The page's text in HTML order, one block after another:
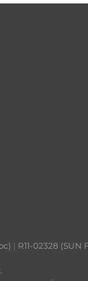
| R11-02328 (SUN